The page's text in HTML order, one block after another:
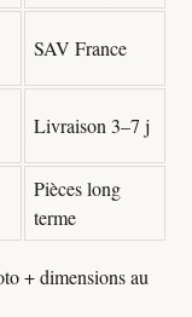
SAV France
Livraison 3–7 j
Pièces long
terme
+ dimensions au